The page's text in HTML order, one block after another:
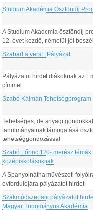
Studium Akadémia Ösztöndíj
A Studium Akadémia ösztöndíj
12. évet kezdő, németül jól
Szabad a vers! | Pályázat
Pályázatot hirdet diákoknak az
címmel.
Szabó Kálmán Tehetségprogram
Tehetséges, de anyagi
tanulmányainak támogatása
tehetséggondozással
Szabó Lőrinc 120- merész témák
középiskolásoknak
A Spanyolnátha művészeti
évfordulójára pályázatot hirdet
Szakmódszertani pályázatot
Magyar Tudományos Akadémia